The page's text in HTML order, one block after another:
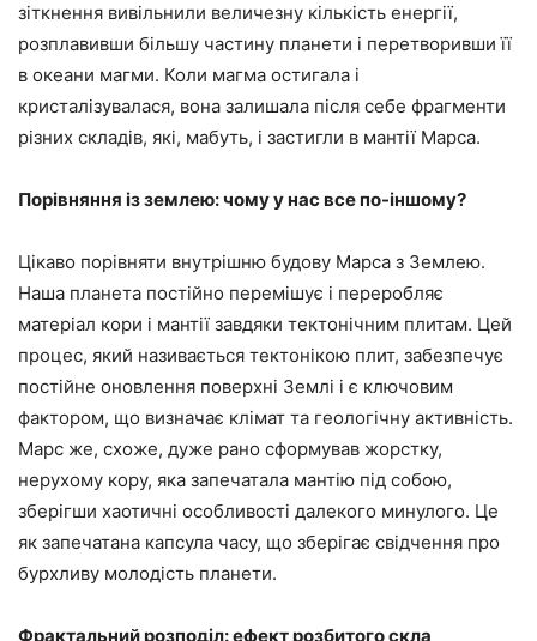
зіткнення вивільнили величезну кількість енергії,
розплавивши більшу частину планети і перетворивши її
в океани магми. Коли магма остигала і
кристалізувалася, вона залишала після себе фрагменти
різних складів, які, мабуть, і застигли в мантії Марса.
Порівняння із землею: чому у нас все по-іншому?
Цікаво порівняти внутрішню будову Марса з Землею.
Наша планета постійно перемішує і переробляє
матеріал кори і мантії завдяки тектонічним плитам. Цей
процес, який називається тектонікою плит, забезпечує
постійне оновлення поверхні Землі і є ключовим
фактором, що визначає клімат та геологічну активність.
Марс же, схоже, дуже рано сформував жорстку,
нерухому кору, яка запечатала мантію під собою,
зберігши хаотичні особливості далекого минулого. Це
як запечатана капсула часу, що зберігає свідчення про
бурхливу молодість планети.
Фрактальний розподіл: ефект розбитого скла